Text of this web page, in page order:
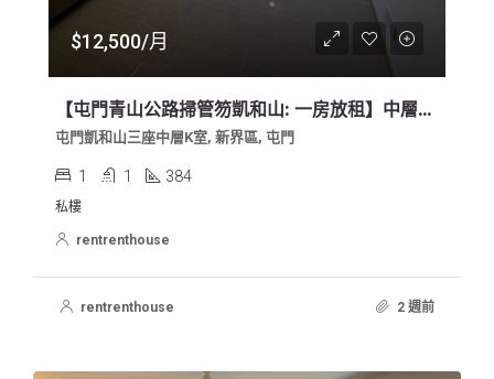
$12,500/月
【屯門青山公路掃管笏凱和山: 一房放租】中層、全新大一房、翠綠山景
屯門凱和山三座中層K室, 新界區, 屯門
1 1 384
私樓
rentrenthouse
rentrenthouse 2 週前